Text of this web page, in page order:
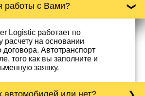
работы с Вами?
Logistic работает по
расчету на основании
договора. Автотранспорт
того как вы заполните и
заявку.
автомобилей или нет?